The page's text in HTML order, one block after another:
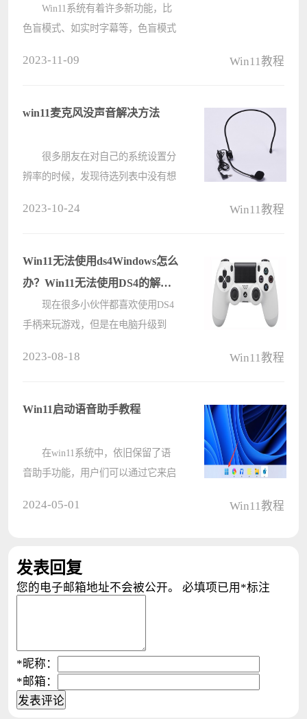
Win11系统有着许多新功能，比
色盲模式、如实时字幕等，色盲模式
要在哪里设置？下面小编就来给大家
2023-11-09 Win11教程
win11麦克风没声音解决方法
很多朋友在对自己的系统设置分
辨率的时候，发现待选列表中没有想
起来学习一下吧。 win11麦克风
没????
2023-10-24 Win11教程
Win11无法使用ds4Windows怎么
办？Win11无法使用DS4的解决
方法
现在很多小伙伴都喜欢使用DS4
手柄来玩游戏，但是在电脑升级到
应该如何解决吧。 Win11无法使
2023-08-18 Win11教程
Win11启动语音助手教程
在win11系统中，依旧保留了语
音助手功能，用户们可以通过它来启
解决????
2024-05-01 Win11教程
发表回复
您的电子邮箱地址不会被公开。 必填项已用 *标注
*昵称：
*邮箱：